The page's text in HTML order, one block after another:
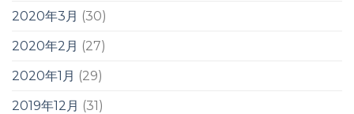
2020年3月 (30)
2020年2月 (27)
2020年1月 (29)
2019年12月 (31)